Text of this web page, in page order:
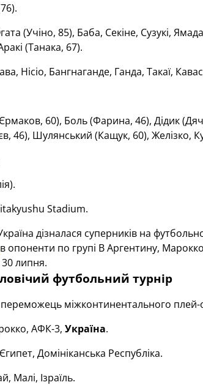
(Учіно, 85), Баба, Секіне, Сузукі,
(Танака, 67).
Нісіо, Бангнаганде, Ганда, Такаї,
60), Боль (Фарина, 46), Дідик
46), Шулянський (Кащук, 60), Желізко,
Stadium.
дізналася суперників на
в опоненти по групі В Аргентину,
липня.
футбольний турнір
міжконтинентального плей-
АФК-3, Україна.
Домініканська Республіка.
Малі, Ізраїль.